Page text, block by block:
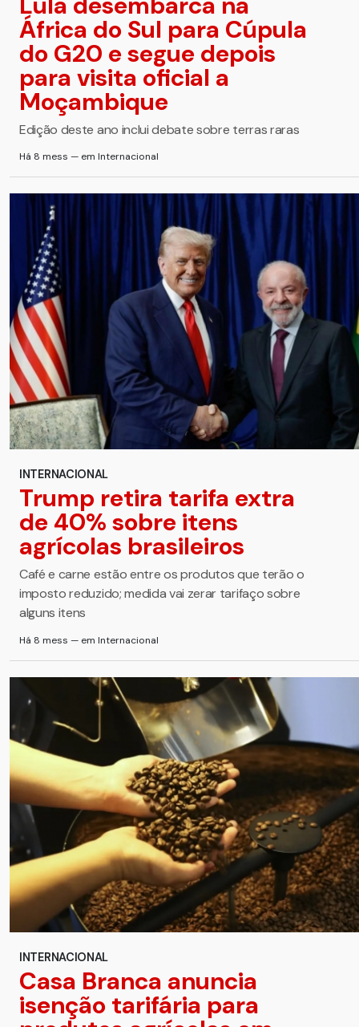
África do Sul para Cúpula
do G20 e segue depois
para visita oficial a
Moçambique
Edição deste ano inclui debate sobre terras raras
Há 8 mess — em Internacional
INTERNACIONAL
Trump retira tarifa extra
de 40% sobre itens
agrícolas brasileiros
Café e carne estão entre os produtos que terão o
imposto reduzido; medida vai zerar tarifaço sobre
alguns itens
Há 8 mess — em Internacional
INTERNACIONAL
Casa Branca anuncia
isenção tarifária para